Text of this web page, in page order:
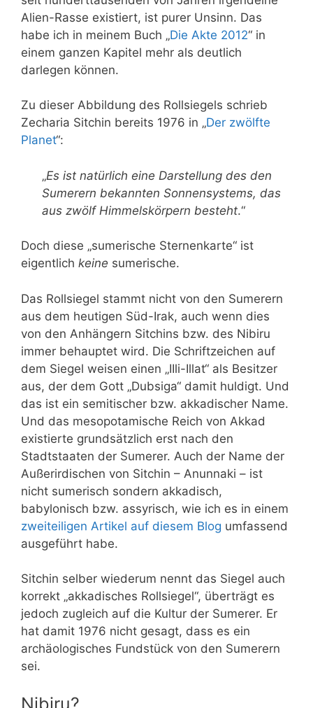
Alien-Rasse existiert, ist purer Unsinn. Das
habe ich in meinem Buch „Die Akte 2012“ in
einem ganzen Kapitel mehr als deutlich
darlegen können.
Zu dieser Abbildung des Rollsiegels schrieb
Zecharia Sitchin bereits 1976 in „Der zwölfte
Planet“:
„Es ist natürlich eine Darstellung des den
Sumerern bekannten Sonnensystems, das
aus zwölf Himmelskörpern besteht.“
Doch diese „sumerische Sternenkarte“ ist
eigentlich keine sumerische.
Das Rollsiegel stammt nicht von den Sumerern
aus dem heutigen Süd-Irak, auch wenn dies
von den Anhängern Sitchins bzw. des Nibiru
immer behauptet wird. Die Schriftzeichen auf
dem Siegel weisen einen „IIli-Illat“ als Besitzer
aus, der dem Gott „Dubsiga“ damit huldigt. Und
das ist ein semitischer bzw. akkadischer Name.
Und das mesopotamische Reich von Akkad
existierte grundsätzlich erst nach den
Stadtstaaten der Sumerer. Auch der Name der
Außerirdischen von Sitchin – Anunnaki – ist
nicht sumerisch sondern akkadisch,
babylonisch bzw. assyrisch, wie ich es in einem
zweiteiligen Artikel auf diesem Blog umfassend
ausgeführt habe.
Sitchin selber wiederum nennt das Siegel auch
korrekt „akkadisches Rollsiegel“, überträgt es
jedoch zugleich auf die Kultur der Sumerer. Er
hat damit 1976 nicht gesagt, dass es ein
archäologisches Fundstück von den Sumerern
sei.
Nibiru?